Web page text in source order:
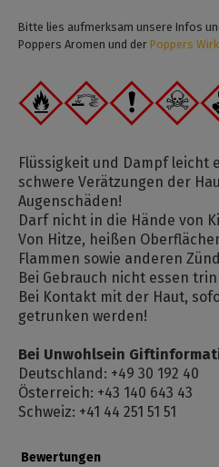
Bitte lies aufmerksam unsere Infos
Poppers Aromen und der Poppers
Flüssigkeit und Dampf leicht
schwere Verätzungen der
Augenschäden!
Darf nicht in die Hände von
Von Hitze, heißen
Flammen sowie anderen
Bei Gebrauch nicht essen
Bei Kontakt mit der Haut,
getrunken werden!
Bei Unwohlsein
Deutschland: +49 30 192 40
Österreich: +43 140 643 43
Schweiz: +41 44 251 51 51
Bewertungen